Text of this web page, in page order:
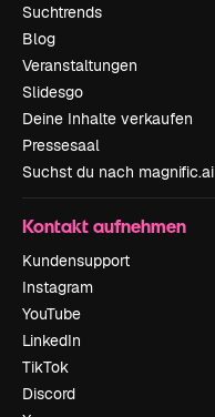
Suchtrends
Blog
Veranstaltungen
Slidesgo
Deine Inhalte verkaufen
Pressesaal
Suchst du nach magnific.ai
Kontakt aufnehmen
Kundensupport
Instagram
YouTube
LinkedIn
TikTok
Discord